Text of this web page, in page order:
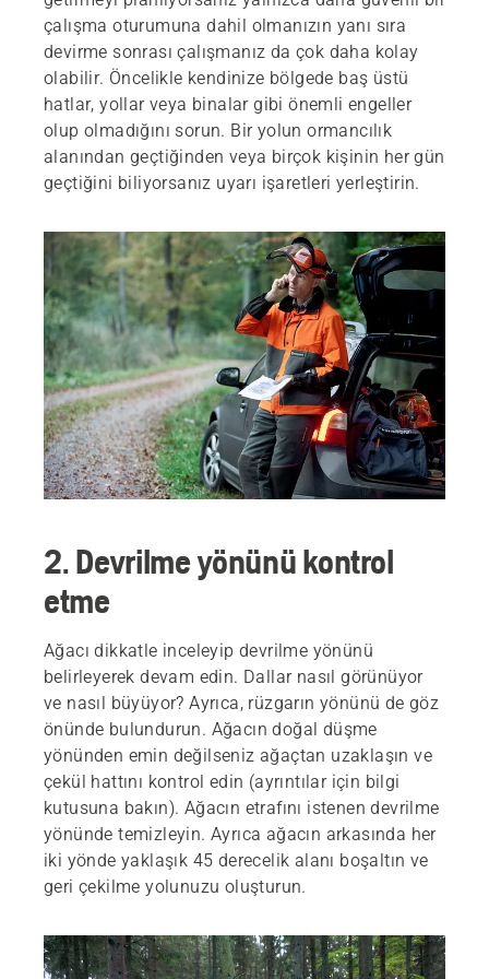
çalışma oturumuna dahil olmanızın yanı sıra
devirme sonrası çalışmanız da çok daha kolay
olabilir. Öncelikle kendinize bölgede baş üstü
hatlar, yollar veya binalar gibi önemli engeller
olup olmadığını sorun. Bir yolun ormancılık
alanından geçtiğinden veya birçok kişinin her gün
geçtiğini biliyorsanız uyarı işaretleri yerleştirin.
2. Devrilme yönünü kontrol
etme
Ağacı dikkatle inceleyip devrilme yönünü
belirleyerek devam edin. Dallar nasıl görünüyor
ve nasıl büyüyor? Ayrıca, rüzgarın yönünü de göz
önünde bulundurun. Ağacın doğal düşme
yönünden emin değilseniz ağaçtan uzaklaşın ve
çekül hattını kontrol edin (ayrıntılar için bilgi
kutusuna bakın). Ağacın etrafını istenen devrilme
yönünde temizleyin. Ayrıca ağacın arkasında her
iki yönde yaklaşık 45 derecelik alanı boşaltın ve
geri çekilme yolunuzu oluşturun.